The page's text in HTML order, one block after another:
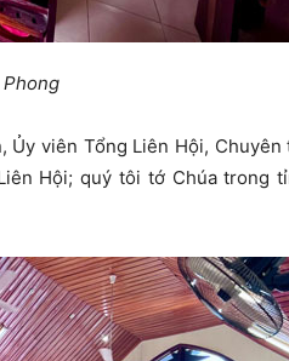
viên Tổng Liên Hội, Chuyên
Hội; quý tôi tớ Chúa trong